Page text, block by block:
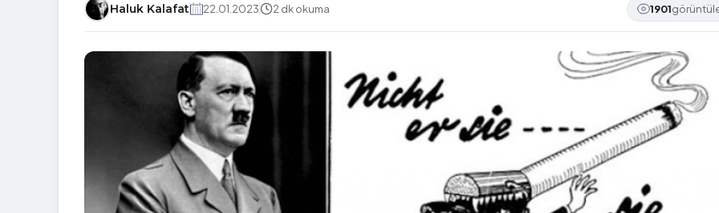
Haluk Kalafat 22.01.2023 2 dk okuma 1901